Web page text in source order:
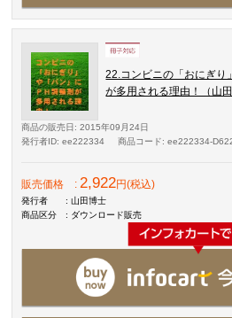
22.コンビニの「おにぎり
が多用される理由！（山
商品の販売日 : 2015年09月24日
発行者ID: ee222334 商品コード: ee222334-
販売価格 :2,922円(税込)
発行者
: 山田博士
商品区分
: ダウンロード販売